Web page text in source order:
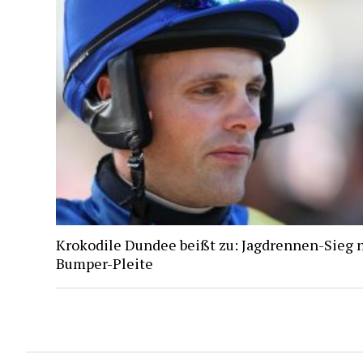
Krokodile Dundee beißt zu: Jagdrennen-Sieg
Bumper-Pleite